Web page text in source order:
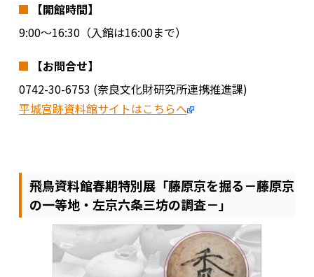
【開館時間】
9:00～16:30（入館は16:00まで）
【お問合せ】
0742-30-6753 (奈良文化財研究所連携推進課)
平城宮跡資料館サイトはこちらへ
飛鳥資料館春期特別展「藤原京を掘る－藤原京
の一等地・左京六条三坊の調査－」